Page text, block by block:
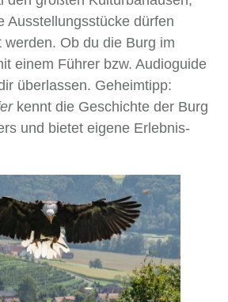
Ausstellungsstücke dürfen
Ob du die Burg im
einem Führer bzw. Audioguide
überlassen. Geheimtipp:
kennt die Geschichte der Burg
und bietet eigene Erlebnis-